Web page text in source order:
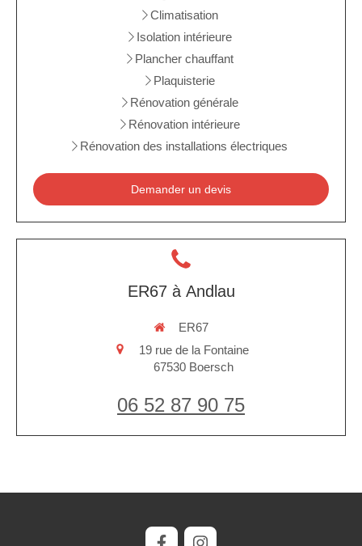
Climatisation
Isolation intérieure
Plancher chauffant
Plaquisterie
Rénovation générale
Rénovation intérieure
Rénovation des installations électriques
Demander un devis
ER67 à Andlau
ER67
19 rue de la Fontaine
67530 Boersch
06 52 87 90 75